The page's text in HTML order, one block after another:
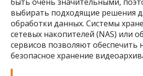
выбирать подходящие решения
обработки данных. Системы
сетевых накопителей (NAS) или
сервисов позволяют обеспечить
безопасное хранение